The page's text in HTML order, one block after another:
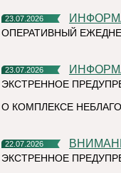
23.07.2026
ОПЕРАТИВНЫЙ
23.07.2026
ЭКСТРЕННОЕ
О КОМПЛЕКСЕ
22.07.2026
ЭКСТРЕННОЕ